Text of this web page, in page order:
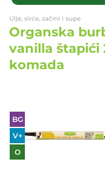
Ulje, sirće, začini i supe
Organska
vanilla štapići
komada
BG
V+
O